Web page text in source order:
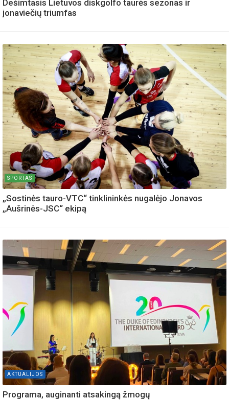
Dešimtasis Lietuvos diskgolfo taurės sezonas ir
jonaviečių triumfas
SPORTAS
„Sostinės tauro-VTC“ tinklininkės nugalėjo Jonavos
„Aušrinės-JSC“ ekipą
AKTUALIJOS
Programa, auginanti atsakingą žmogų